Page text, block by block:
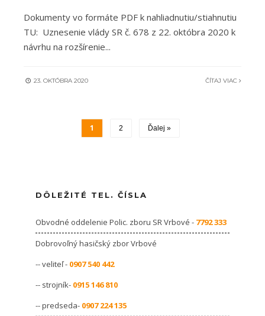
Dokumenty vo formáte PDF k nahliadnutiu/stiahnutiu
TU: Uznesenie vlády SR č. 678 z 22. októbra 2020 k
návrhu na rozšírenie...
23. OKTÓBRA 2020 ČÍTAJ VIAC
1 2 Ďalej »
DÔLEŽITÉ TEL. ČÍSLA
Obvodné oddelenie Polic. zboru SR Vrbové - 7792 333
Dobrovoľný hasičský zbor Vrbové
-- veliteľ - 0907 540 442
-- strojník- 0915 146 810
-- predseda- 0907 224 135